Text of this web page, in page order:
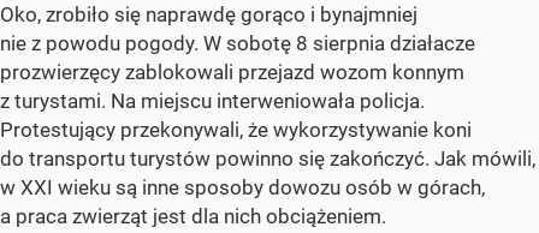
Oko, zrobiło się naprawdę gorąco i bynajmniej
nie z powodu pogody. W sobotę 8 sierpnia działacze
prozwierzęcy zablokowali przejazd wozom konnym
z turystami. Na miejscu interweniowała policja.
Protestujący przekonywali, że wykorzystywanie koni
do transportu turystów powinno się zakończyć. Jak mówili,
w XXI wieku są inne sposoby dowozu osób w górach,
a praca zwierząt jest dla nich obciążeniem.